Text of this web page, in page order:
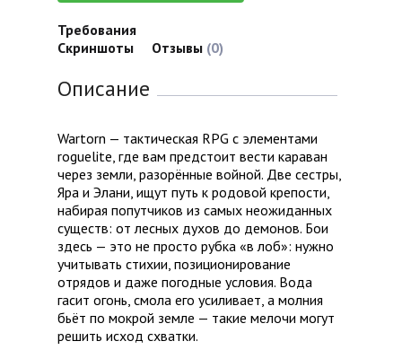
Требования
Скриншоты
Отзывы (0)
Описание
Wartorn — тактическая RPG с элементами
roguelite, где вам предстоит вести караван
через земли, разорённые войной. Две сестры,
Яра и Элани, ищут путь к родовой крепости,
набирая попутчиков из самых неожиданных
существ: от лесных духов до демонов. Бои
здесь — это не просто рубка «в лоб»: нужно
учитывать стихии, позиционирование
отрядов и даже погодные условия. Вода
гасит огонь, смола его усиливает, а молния
бьёт по мокрой земле — такие мелочи могут
решить исход схватки.